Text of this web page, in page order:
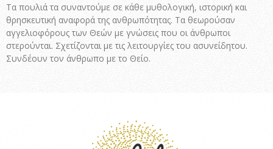
Τα πουλιά τα συναντούμε σε κάθε μυθολογική, ιστορική και
θρησκευτική αναφορά της ανθρωπότητας. Τα θεωρούσαν
αγγελιοφόρους των Θεών με γνώσεις που οι άνθρωποι
στερούνται. Σχετίζονται με τις λειτουργίες του ασυνείδητου.
Συνδέουν τον άνθρωπο με το Θείο.